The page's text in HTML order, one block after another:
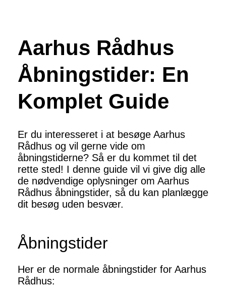
Aarhus Rådhus
Åbningstider: En
Komplet Guide
Er du interesseret i at besøge Aarhus
Rådhus og vil gerne vide om
åbningstiderne? Så er du kommet til det
rette sted! I denne guide vil vi give dig alle
de nødvendige oplysninger om Aarhus
Rådhus åbningstider, så du kan planlægge
dit besøg uden besvær.
Åbningstider
Her er de normale åbningstider for Aarhus
Rådhus: